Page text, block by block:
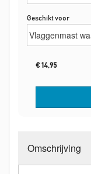
Geschikt voor
€14,95
Omschrijving